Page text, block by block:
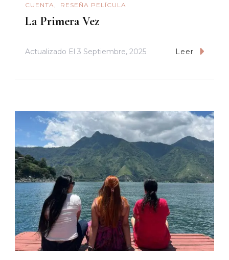
CUENTA RESEÑA PELÍCULA
La Primera Vez
Actualizado El 3 Septiembre, 2025 Leer